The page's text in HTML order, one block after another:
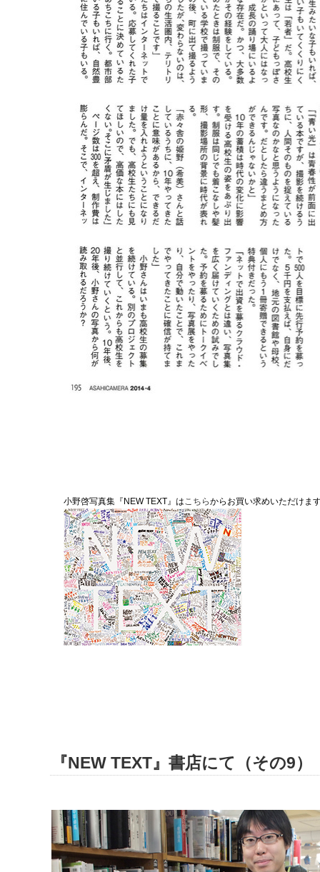
小野啓写真集『NEW TEXT』はこちらからお買い求めいただけま
『NEW TEXT』書店にて（その9）